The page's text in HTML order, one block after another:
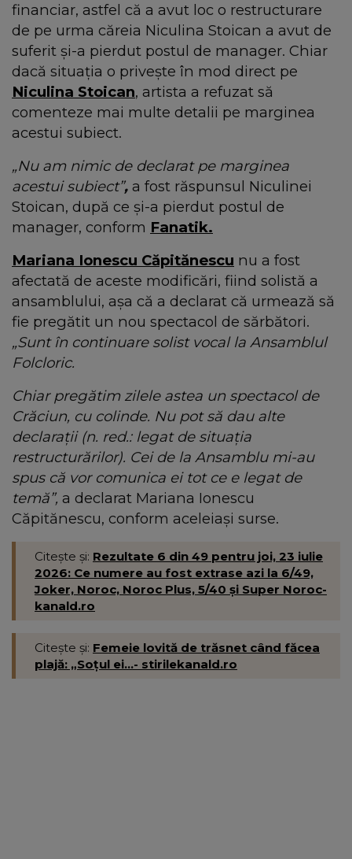
financiar, astfel că a avut loc o restructurare
de pe urma căreia Niculina Stoican a avut de
suferit și-a pierdut postul de manager. Chiar
dacă situația o privește în mod direct pe
Niculina Stoican, artista a refuzat să
comenteze mai multe detalii pe marginea
acestui subiect.
„Nu am nimic de declarat pe marginea
acestui subiect”, a fost răspunsul Niculinei
Stoican, după ce și-a pierdut postul de
manager, conform Fanatik.
Mariana Ionescu Căpitănescu nu a fost
afectată de aceste modificări, fiind solistă a
ansamblului, așa că a declarat că urmează să
fie pregătit un nou spectacol de sărbători.
„Sunt în continuare solist vocal la Ansamblul
Folcloric.
Chiar pregătim zilele astea un spectacol de
Crăciun, cu colinde. Nu pot să dau alte
declarații (n. red.: legat de situația
restructurărilor). Cei de la Ansamblu mi-au
spus că vor comunica ei tot ce e legat de
temă”, a declarat Mariana Ionescu
Căpitănescu, conform aceleiași surse.
Citește și: Rezultate 6 din 49 pentru joi, 23 iulie
2026: Ce numere au fost extrase azi la 6/49,
Joker, Noroc, Noroc Plus, 5/40 și Super Noroc-
kanald.ro
Citește și: Femeie lovită de trăsnet când făcea
plajă: „Soțul ei...- stirilekanald.ro